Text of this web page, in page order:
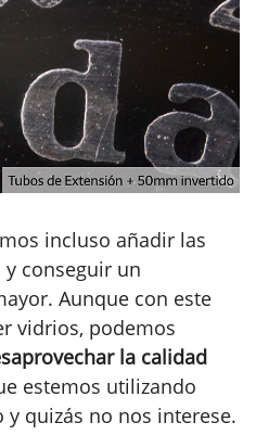
incluso añadir las
y conseguir un
Aunque con este
vidrios, podemos
la calidad
estemos utilizando
quizás no nos interese.